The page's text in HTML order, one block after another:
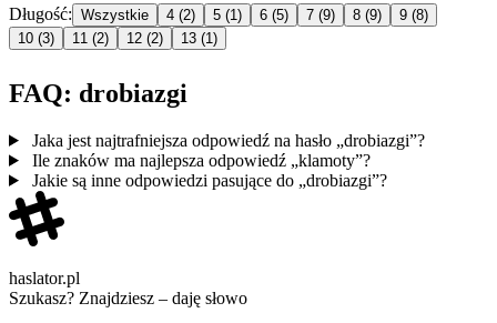
Długość: Wszystkie 4 (2) 5 (1) 6 (5) 7 (9) 8 (9) 9 (8)
10 (3) 11 (2) 12 (2) 13 (1)
FAQ: drobiazgi
Jaka jest najtrafniejsza odpowiedź na hasło „drobiazgi”?
Ile znaków ma najlepsza odpowiedź „klamoty”?
Jakie są inne odpowiedzi pasujące do „drobiazgi”?
haslator.pl
Szukasz? Znajdziesz – daję słowo